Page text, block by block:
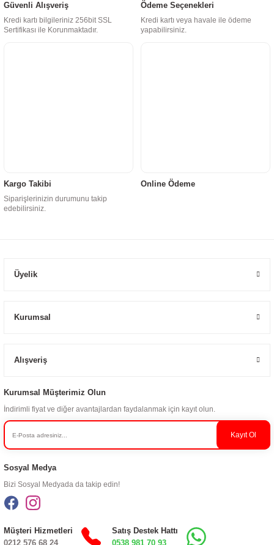
Güvenli Alışveriş
Kredi kartı bilgileriniz 256bit SSL
Sertifikası ile Korunmaktadır.
Ödeme Seçenekleri
Kredi kartı veya havale ile ödeme
yapabilirsiniz.
Kargo Takibi
Siparişlerinizin durumunu takip
edebilirsiniz.
Online Ödeme
Üyelik
Kurumsal
Alışveriş
Kurumsal Müşterimiz Olun
İndirimli fiyat ve diğer avantajlardan faydalanmak için kayıt olun.
Kayıt Ol
Sosyal Medya
Bizi Sosyal Medyada da takip edin!
Müşteri Hizmetleri
0212 576 68 24
Satış Destek Hattı
0538 981 70 93